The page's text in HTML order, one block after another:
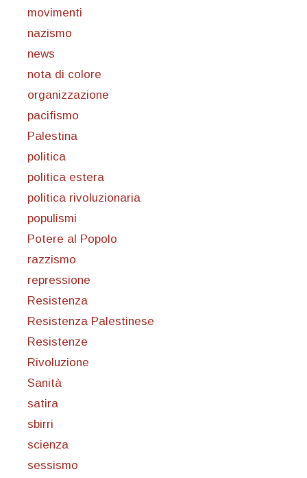
movimenti
nazismo
news
nota di colore
organizzazione
pacifismo
Palestina
politica
politica estera
politica rivoluzionaria
populismi
Potere al Popolo
razzismo
repressione
Resistenza
Resistenza Palestinese
Resistenze
Rivoluzione
Sanità
satira
sbirri
scienza
sessismo